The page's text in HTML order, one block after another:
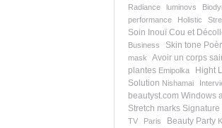
Radiance
luminovs
performance
Holistic
Soin Inouï Cou et
Business Skin tone
mask
Avoir un corps
plantes Emipolka
Hight
Solution Nishamai
beautyst.com Windows
Stretch marks Signature
TV Paris Beauty Party